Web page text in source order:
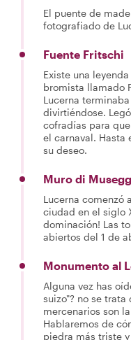
El puente de
fotografiado de
Fuente Fritschi
Existe una
bromista llamado
Lucerna
divirtiéndose.
cofradías para
el carnaval. Hasta
su deseo.
Muro di Musegg
Lucerna comenzó
ciudad en el siglo
dominación! Las
abiertos del 1 de
Monumento al
Alguna vez has
suizo"? no se trata
mercenarios son
Hablaremos de
piedra más triste